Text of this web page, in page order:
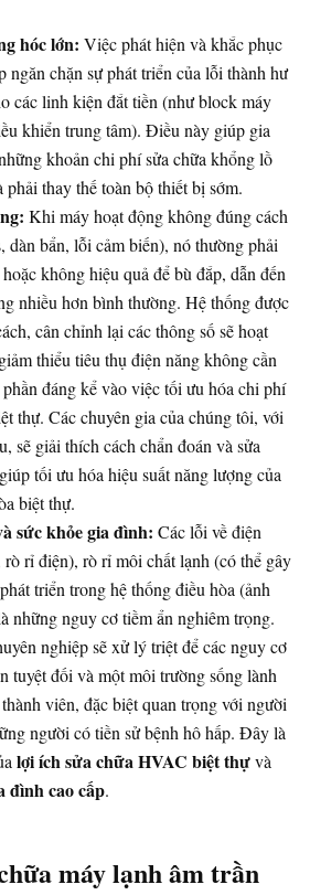
hóc lớn: Việc phát hiện và khắc phục
ngăn chặn sự phát triển của lỗi thành hư
các linh kiện đắt tiền (như block máy
khiển trung tâm). Điều này giúp gia
khoản chi phí sửa chữa khổng lồ
phải thay thế toàn bộ thiết bị sớm.
Khi máy hoạt động không đúng cách
dàn bẩn, lỗi cảm biến), nó thường phải
không hiệu quả để bù đắp, dẫn đến
nhiều hơn bình thường. Hệ thống được
cân chỉnh lại các thông số sẽ hoạt
thiểu tiêu thụ điện năng không cần
đáng kể vào việc tối ưu hóa chi phí
thự. Các chuyên gia của chúng tôi, với
sẽ giải thích cách chẩn đoán và sửa
tối ưu hóa hiệu suất năng lượng của
biệt thự.
sức khỏe gia đình: Các lỗi về điện
rỉ điện), rò rỉ môi chất lạnh (có thể gây
triển trong hệ thống điều hòa (ảnh
những nguy cơ tiềm ẩn nghiêm trọng.
nghiệp sẽ xử lý triệt để các nguy cơ
tuyệt đối và một môi trường sống lành
viên, đặc biệt quan trọng với người
người có tiền sử bệnh hô hấp. Đây là
lợi ích sửa chữa HVAC biệt thựvà
đình cao cấp.
máy lạnh âm trần